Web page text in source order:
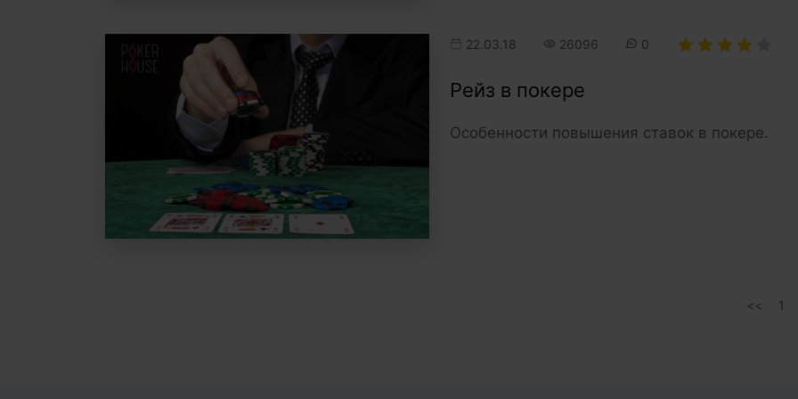
22.03.18 26096 0
Рейз в покере
Особенности повышения ставок в покере.
1